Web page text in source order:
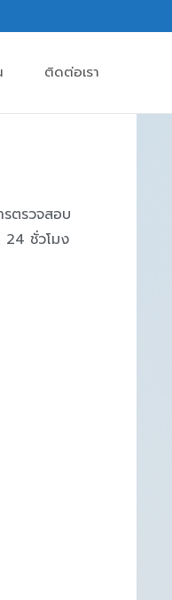
ติดต่อเรา
ตรวจสอบ
24 ชั่วโมง